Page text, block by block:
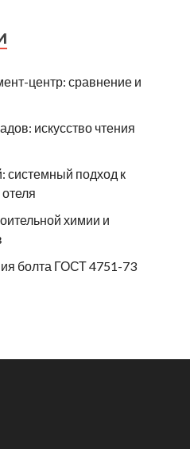
центр: сравнение и
искусство чтения
системный подход к
химии и
болта ГОСТ 4751-73